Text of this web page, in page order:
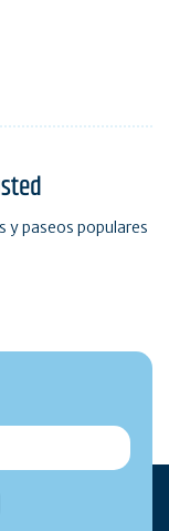
paseos populares